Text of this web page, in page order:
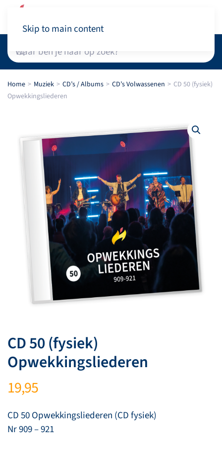
Skip to main content
Home Muziek CD’s / Albums CD’s Volwassenen
CD 50 (fysiek)
Opwekkingsliederen
CD 50 (fysiek)
Opwekkingsliederen
19,95
CD 50 Opwekkingsliederen (CD fysiek)
Nr 909 – 921